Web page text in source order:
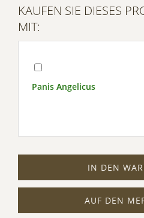
KAUFEN SIE DIESES
MIT:
Panis Angelicus
IN DEN
AUF DEN